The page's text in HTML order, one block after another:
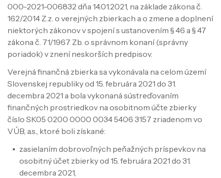
000-2021-006832 dňa 14.01.2021, na základe zákona č.
162/2014 Z.z. o verejných zbierkach a o zmene a doplnení
niektorých zákonov v spojení s ustanovením § 46 a § 47
zákona č. 71/1967 Zb. o správnom konaní (správny
poriadok) v znení neskorších predpisov.
Verejná finančná zbierka sa vykonávala na celom území
Slovenskej republiky od 15. februára 2021 do 31.
decembra 2021 a bola vykonaná sústreďovaním
finančných prostriedkov na osobitnom účte zbierky
číslo SK05 0200 0000 0034 5406 3157 zriadenom vo
VÚB, a.s., ktoré boli získané:
zasielaním dobrovoľných peňažných príspevkov na
osobitný účet zbierky od 15. februára 2021 do 31.
decembra 2021,